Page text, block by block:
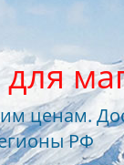
ценам.
РФ